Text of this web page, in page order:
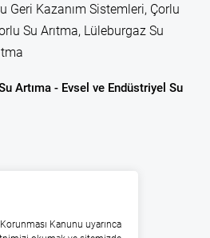
Geri Kazanım Sistemleri, Çorlu
Su Arıtma, Lüleburgaz Su
Artıma - Evsel ve Endüstriyel Su
Kanunu uyarınca